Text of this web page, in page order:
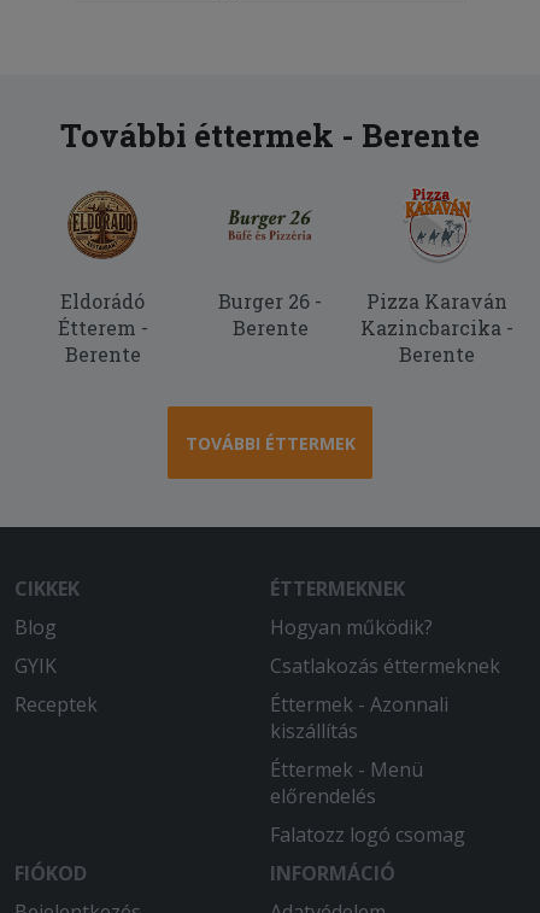
További éttermek - Berente
Eldorádó
Étterem -
Berente
Burger 26 -
Berente
Pizza Karaván
Kazincbarcika -
Berente
TOVÁBBI ÉTTERMEK
CIKKEK
Blog
GYIK
Receptek
ÉTTERMEKNEK
Hogyan működik?
Csatlakozás éttermeknek
Éttermek - Azonnali
kiszállítás
Éttermek - Menü
előrendelés
Falatozz logó csomag
FIÓKOD
INFORMÁCIÓ